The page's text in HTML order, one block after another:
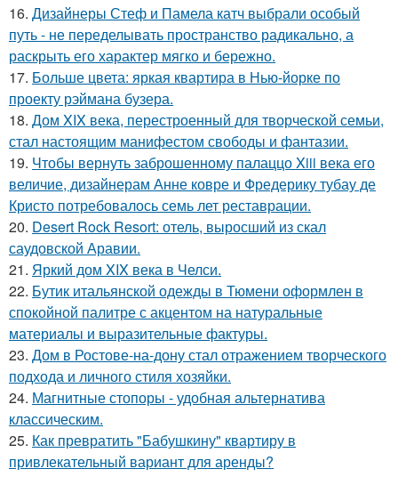
16. Дизайнеры Стеф и Памела катч выбрали особый
путь - не переделывать пространство радикально, а
раскрыть его характер мягко и бережно.
17. Больше цвета: яркая квартира в Нью-йорке по
проекту рэймана бузера.
18. Дом XIX века, перестроенный для творческой семьи,
стал настоящим манифестом свободы и фантазии.
19. Чтобы вернуть заброшенному палаццо Xiii века его
величие, дизайнерам Анне ковре и Фредерику тубау де
Кристо потребовалось семь лет реставрации.
20. Desert Rock Resort: отель, выросший из скал
саудовской Аравии.
21. Яркий дом XIX века в Челси.
22. Бутик итальянской одежды в Тюмени оформлен в
спокойной палитре с акцентом на натуральные
материалы и выразительные фактуры.
23. Дом в Ростове-на-дону стал отражением творческого
подхода и личного стиля хозяйки.
24. Магнитные стопоры - удобная альтернатива
классическим.
25. Как превратить "Бабушкину" квартиру в
привлекательный вариант для аренды?